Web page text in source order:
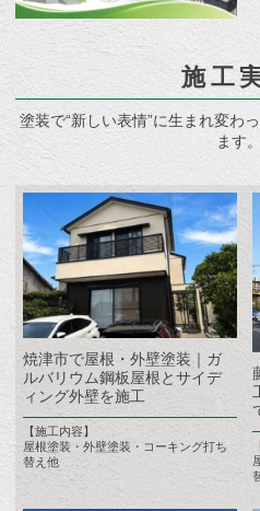
施工
塗装で“新しい表情”に生まれ変わ
ます。
焼津市で屋根・外壁塗装｜ガ
ルバリウム鋼板屋根とサイデ
ィング外壁を施工
【施工内容】
屋根塗装・外壁塗装・コーキング打ち
替え他